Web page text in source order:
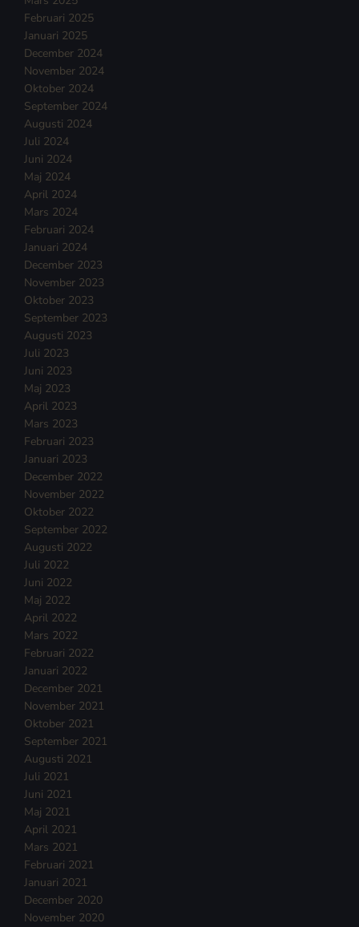
Februari 2025
Januari 2025
December 2024
November 2024
Oktober 2024
September 2024
Augusti 2024
Juli 2024
Juni 2024
Maj 2024
April 2024
Mars 2024
Februari 2024
Januari 2024
December 2023
November 2023
Oktober 2023
September 2023
Augusti 2023
Juli 2023
Juni 2023
Maj 2023
April 2023
Mars 2023
Februari 2023
Januari 2023
December 2022
November 2022
Oktober 2022
September 2022
Augusti 2022
Juli 2022
Juni 2022
Maj 2022
April 2022
Mars 2022
Februari 2022
Januari 2022
December 2021
November 2021
Oktober 2021
September 2021
Augusti 2021
Juli 2021
Juni 2021
Maj 2021
April 2021
Mars 2021
Februari 2021
Januari 2021
December 2020
November 2020